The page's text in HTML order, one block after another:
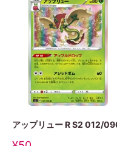
アップリュー R S2 012/